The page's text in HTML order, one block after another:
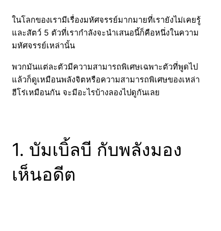
ในโลกของเรามีเรื่องมหัศจรรย์มากมายที่เรายังไม่เคยรู้
และสัตว์ 5 ตัวที่เรากำลังจะนำเสนอนี้ก็คือหนึ่งในความ
มหัศจรรย์เหล่านั้น
พวกมันแต่ละตัวมีความสามารถพิเศษเฉพาะตัวที่พูดไป
แล้วก็ดูเหมือนพลังจิตหรือความสามารถพิเศษของเหล่า
ฮีโร่เหมือนกัน จะมีอะไรบ้างลองไปดูกันเลย
1. บัมเบิ้ลบี กับพลังมอง
เห็นอดีต